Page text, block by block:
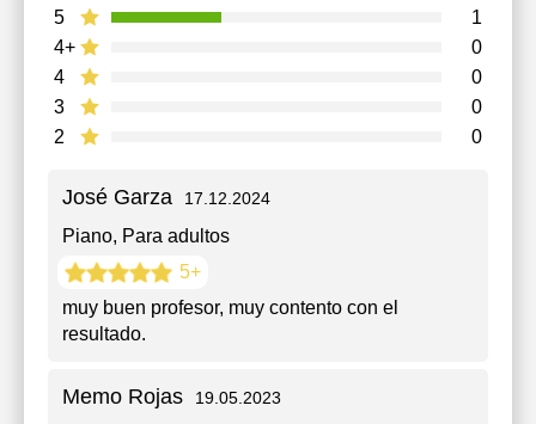
2 0
3 0
4 0
4+ 0
5 1
José Garza 17.12.2024
Piano, Para adultos
5+
muy buen profesor, muy contento con el
resultado.
Memo Rojas 19.05.2023